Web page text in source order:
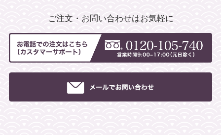
ご注文・お問い合わせはお気軽に